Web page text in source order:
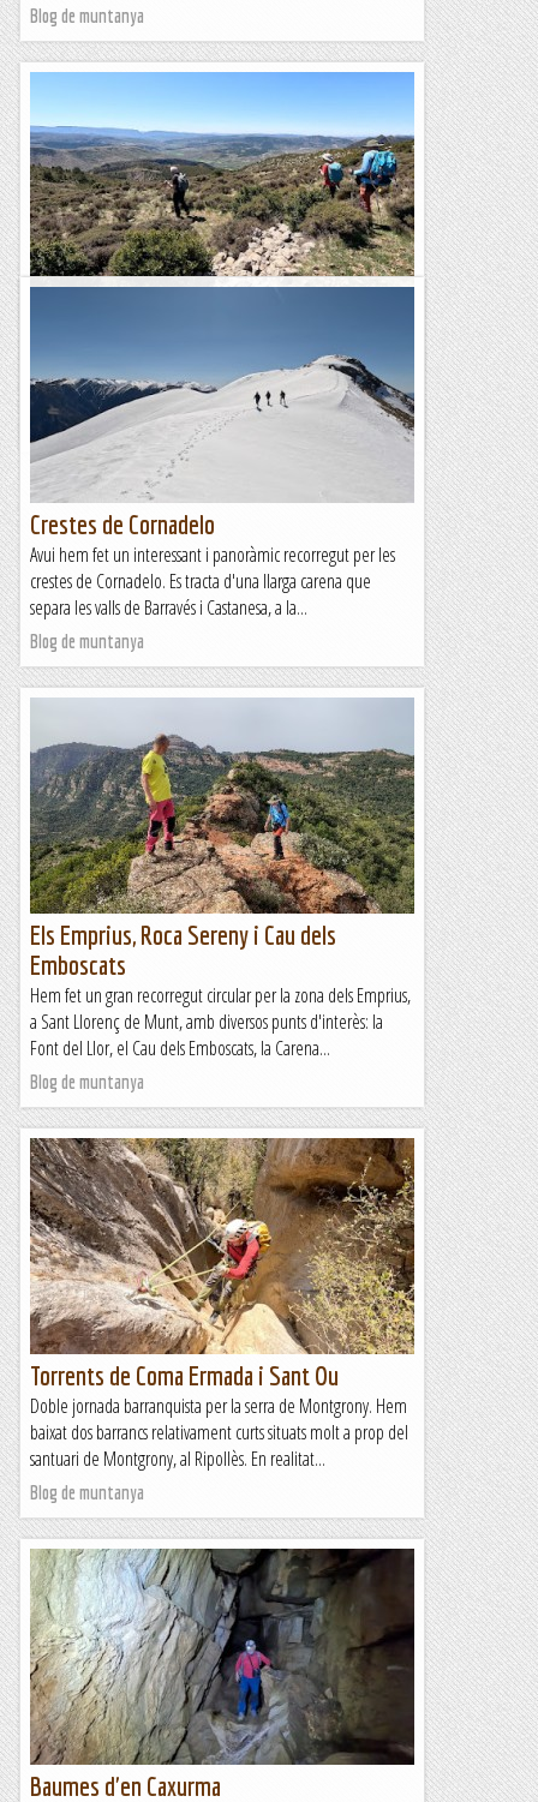
Blog de muntanya
recorregut de la Cresta de Cornadelo, avui hem aprofitat el
dia de retorn a casa per fer una activitat una...
Blog de muntanya
Crestes de Cornadelo
Avui hem fet un interessant i panoràmic recorregut per les
crestes de Cornadelo. Es tracta d'una llarga carena que
separa les valls de Barravés i Castanesa, a la...
Blog de muntanya
Els Emprius, Roca Sereny i Cau dels
Emboscats
Hem fet un gran recorregut circular per la zona dels Emprius,
a Sant Llorenç de Munt, amb diversos punts d'interès: la
Font del Llor, el Cau dels Emboscats, la Carena...
Blog de muntanya
Torrents de Coma Ermada i Sant Ou
Doble jornada barranquista per la serra de Montgrony. Hem
baixat dos barrancs relativament curts situats molt a prop del
santuari de Montgrony, al Ripollès. En realitat...
Blog de muntanya
Baumes d'en Caxurma